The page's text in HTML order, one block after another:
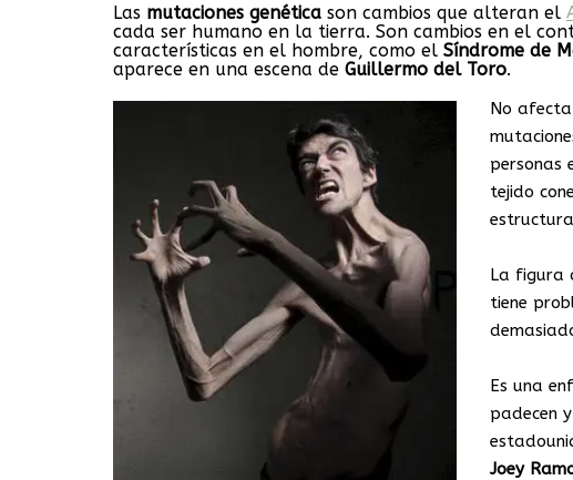
Las mutaciones genética son cambios que alteran el
cada ser humano en la tierra. Son cambios en el
características en el hombre, como el Síndrome de
aparece en una escena de Guillermo del Toro.
No
personas
tejido
La figura
tiene
Es una
padecen
Joey